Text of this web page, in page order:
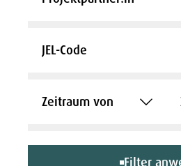
JEL-Code
Zeitraum von
Filter